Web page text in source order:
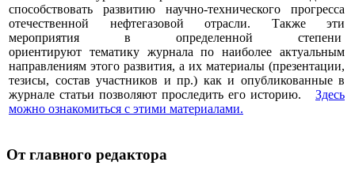
способствовать развитию научно-технического прогресса
отечественной нефтегазовой отрасли. Также эти
мероприятия в определенной степени
ориентируют тематику журнала по наиболее актуальным
направлениям этого развития, а их материалы (презентации,
тезисы, состав участников и пр.) как и опубликованные в
журнале статьи позволяют проследить его историю. Здесь
можно ознакомиться с этими материалами.
От главного редактора